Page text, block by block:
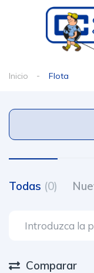
Inicio Flota
Todas (0)
Comparar